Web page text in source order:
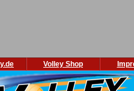
Volley Shop